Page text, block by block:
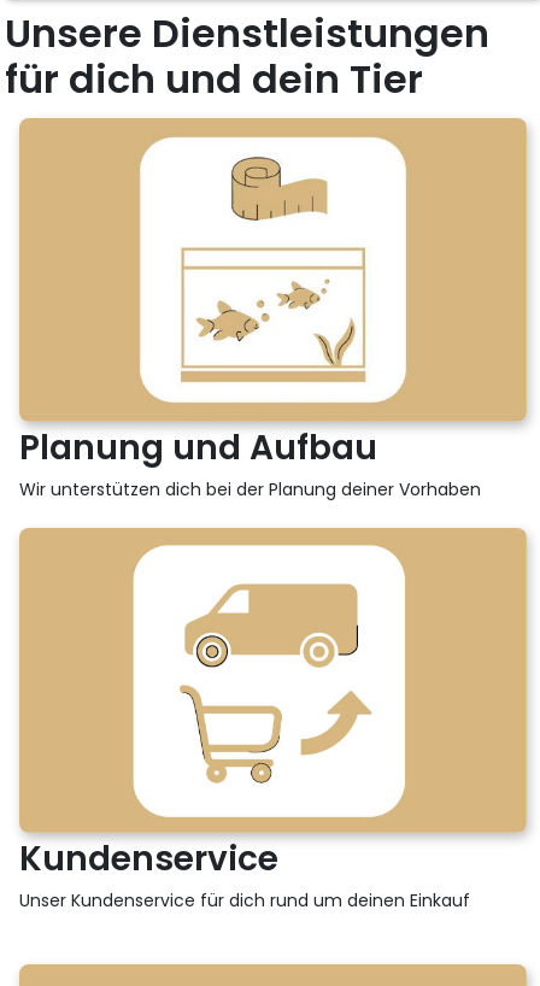
Unsere Dienstleistungen
für dich und dein Tier
Planung und Aufbau
Wir unterstützen dich bei der Planung deiner Vorhaben
Kundenservice
Unser Kundenservice für dich rund um deinen Einkauf